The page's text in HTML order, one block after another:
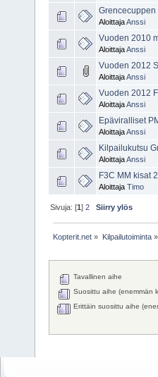
Grencecuppen
AloittajaAnssi
Vuoden 2010
AloittajaAnssi
Vuoden 2012
AloittajaAnssi
Vuoden 2012
AloittajaAnssi
Epäviralliset
AloittajaAnssi
Kilpailukutsu
AloittajaAnssi
F3C MM kisat
Aloittaja Timo
Sivuja: [1]2 Siirry ylös
Kopterit.net » Kilpailutoiminta»
Tavallinen aihe
Suosittu aihe (enemmän
Erittäin suosittu aihe